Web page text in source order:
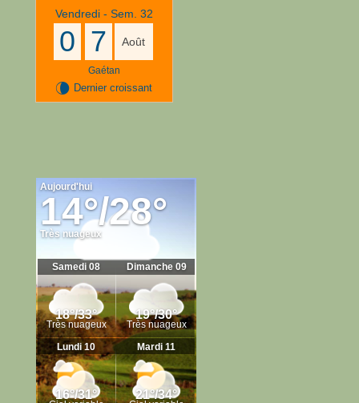
Vendredi - Sem. 32
0 7 Août
Gaétan
V Dernier croissant